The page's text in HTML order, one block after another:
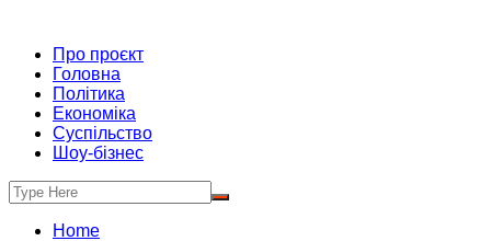
Про проєкт
Головна
Політика
Економіка
Суспільство
Шоу-бізнес
Home